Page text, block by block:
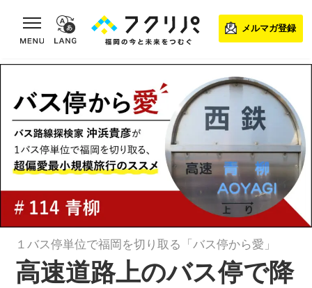
toggle navigation
メルマガ登録
１バス停単位で福岡を切り取る「バス停から愛」
高速道路上のバス停で降